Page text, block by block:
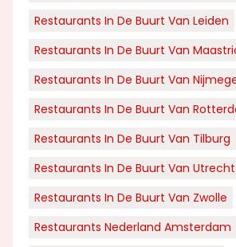
Restaurants In De Buurt Van Leiden
Restaurants In De Buurt Van
Restaurants In De Buurt Van
Restaurants In De Buurt Van
Restaurants In De Buurt Van Tilburg
Restaurants In De Buurt Van Utrecht
Restaurants In De Buurt Van Zwolle
Restaurants Nederland Amsterdam